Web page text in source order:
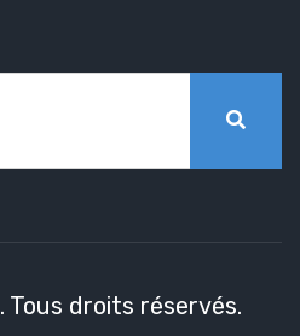
. Tous droits réservés.